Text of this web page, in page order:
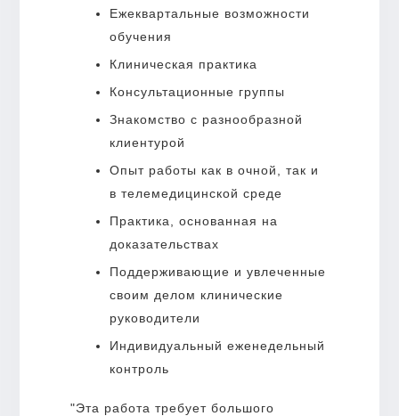
Ежеквартальные возможности
обучения
Клиническая практика
Консультационные группы
Знакомство с разнообразной
клиентурой
Опыт работы как в очной, так и
в телемедицинской среде
Практика, основанная на
доказательствах
Поддерживающие и увлеченные
своим делом клинические
руководители
Индивидуальный еженедельный
контроль
"Эта работа требует большого